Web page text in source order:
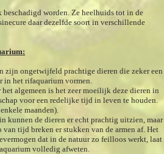
worden. Ze heelhuids tot in de
daar dezelfde soort in verschillende
zijn ongetwijfeld prachtige dieren die zeker een
in het rifaquarium vormen.
het algemeen is het zeer moeilijk deze dieren in
voor een redelijke tijd in leven te houden.
maanden).
kunnen de dieren er echt prachtig uitzien, maar
van tijd breken er stukken van de armen af. Het
dat in de natuur zo feilloos werkt, laat
volledig afweten.